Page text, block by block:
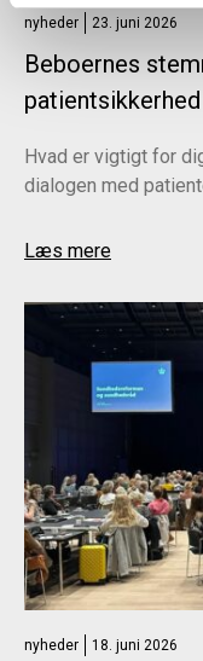
nyheder 23. juni 2026
Beboernes
patientsikkerhed
Hvad er vigtigt for
dialogen med
Læs mere
nyheder 18. juni 2026